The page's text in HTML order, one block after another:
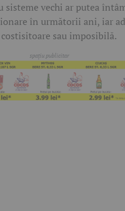
sisteme vechi ar putea
în următorii ani, iar
sau imposibilă.